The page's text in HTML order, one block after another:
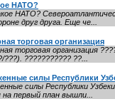
НАТО?
НАТО?
друг друга. Еще че...
торговая организация
торговая организация
??????????? ??...
силы Республики
силы Республики
первый план вышли...